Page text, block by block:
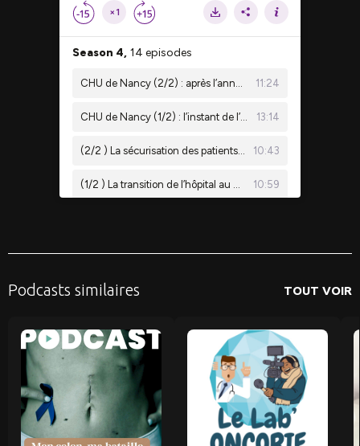
Podcasts similaires TOUT VOIR